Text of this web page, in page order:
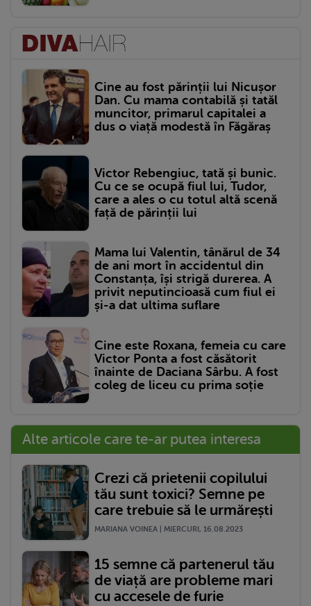
Cine au fost părinții lui Nicușor
Dan. Cu mama contabilă și tatăl
muncitor, primarul capitalei a
dus o viață modestă în Făgăraș
Victor Rebengiuc, tată și bunic.
Cu ce se ocupă fiul lui, Tudor,
care a ales o cu totul altă scenă
față de părinții lui
Mama lui Valentin, tânărul de 34
de ani mort în accidentul din
Constanța, își strigă durerea. A
privit neputincioasă cum fiul ei
și-a dat ultima suflare
Cine este Roxana, femeia cu care
Victor Ponta a fost căsătorit
înainte de Daciana Sârbu. A fost
coleg de liceu cu prima soție
Alte articole care te-ar putea interesa
Crezi că prietenii copilului
tău sunt toxici? Semne pe
care trebuie să le urmărești
MARIANA VOINEA | MIERCURI, 16.08.2023
15 semne că partenerul tău
de viață are probleme mari
cu accesele de furie